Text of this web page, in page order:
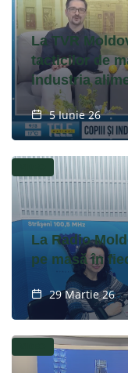
La TVR
tacticilor de
industria
5 Iunie 26
La Radio
pe masă în
29 Martie 26